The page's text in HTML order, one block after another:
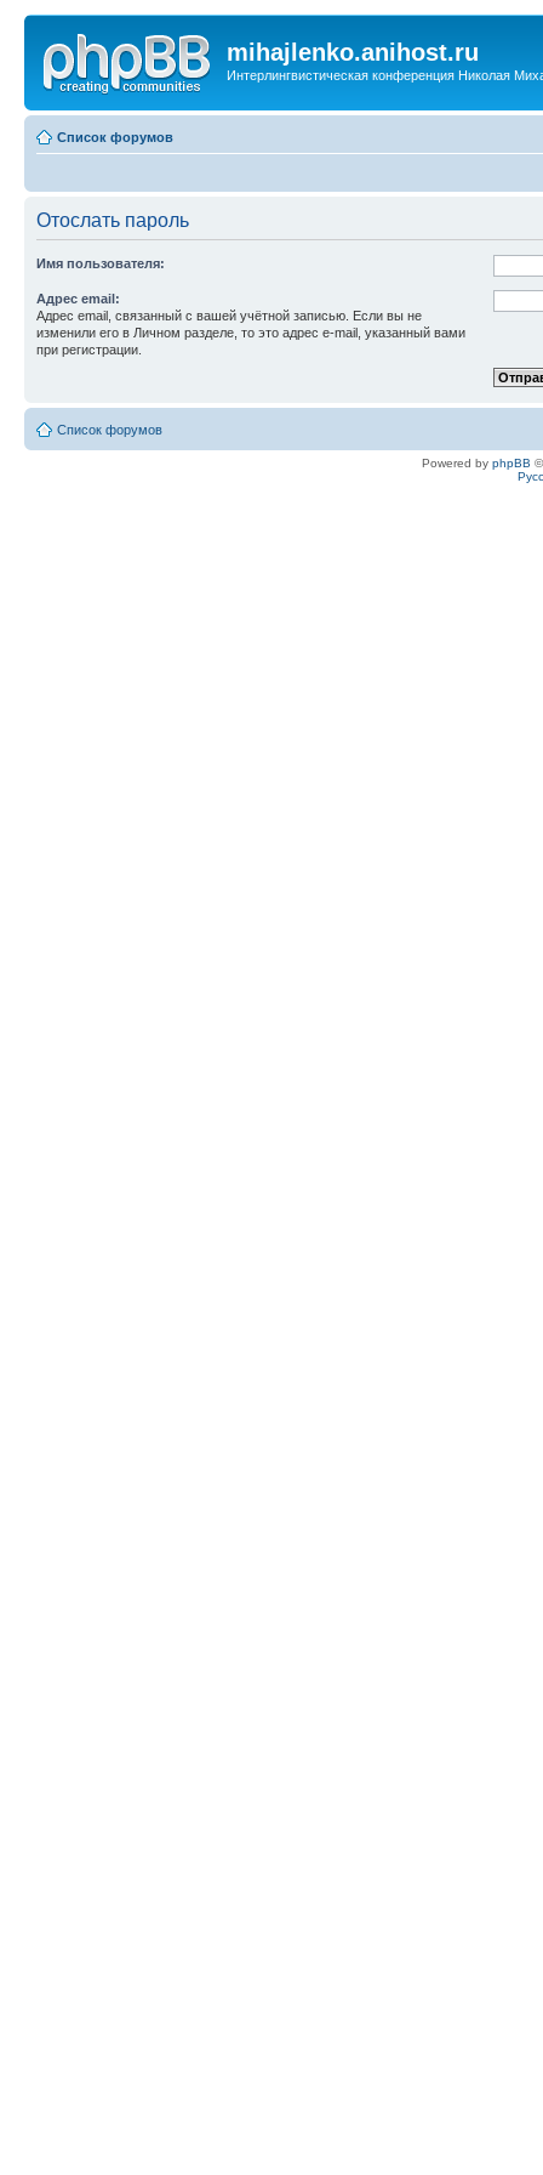
mihajlenko.anihost.ru
Интерлингвистическая конференция Николая
Список форумов
Отослать пароль
Имя пользователя:
Адрес email:
Адрес email, связанный с вашей учётной записью. Если вы не
изменили его в Личном разделе, то это адрес e-mail, указанный вами
при регистрации.
Список форумов
Powered by phpBB